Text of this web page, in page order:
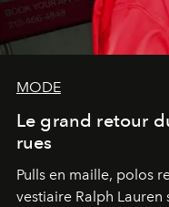
MODE
Le grand retour
rues
Pulls en maille, polos
vestiaire Ralph